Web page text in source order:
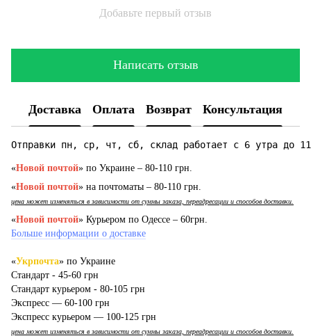
Добавьте первый отзыв
Написать отзыв
Доставка Оплата Возврат Консультация
Отправки пн, ср, чт, сб, склад работает с 6 утра до
«Новой почтой» по Украине – 80-110 грн.
«Новой почтой» на почтоматы – 80-110 грн.
цена может изменяться в зависимости от суммы заказа, переадресации и способов доставки.
«Новой почтой» Курьером по Одессе – 60грн.
Больше информации о доставке
«Укрпочта» по Украине
Стандарт - 45-60 грн
Стандарт курьером - 80-105 грн
Экспресс — 60-100 грн
Экспресс курьером — 100-125 грн
цена может изменяться в зависимости от суммы заказа, переадресации и способов доставки.